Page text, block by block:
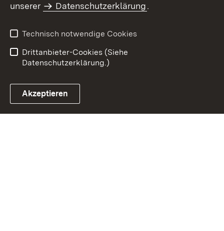
unserer
Datenschutzerklärung.
Technisch notwendige Cookies
Drittanbieter-Cookies (Siehe
Datenschutzerklärung.)
Akzeptieren